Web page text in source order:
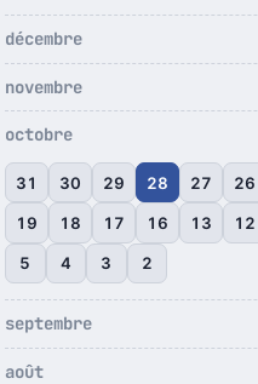
décembre
novembre
octobre
31 30 29 28 27 26
19 18 17 16 13 12
5 4 3 2
septembre
août